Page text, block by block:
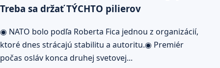
Treba sa držať TÝCHTO pilierov
◉ NATO bolo podľa Roberta Fica jednou z organizácií,
ktoré dnes strácajú stabilitu a autoritu.◉ Premiér
počas osláv konca druhej svetovej...